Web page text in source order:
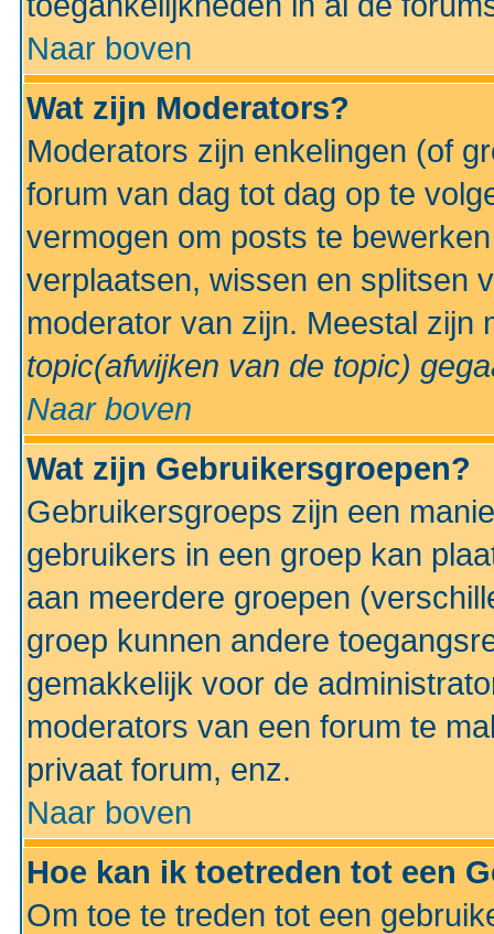
Naar boven
Wat zijn Moderators?
Moderators zijn enkelingen (of
forum van dag tot dag op te
vermogen om posts te
verplaatsen, wissen en splitsen
moderator van zijn. Meestal
topic(afwijken van de topic)
Naar boven
Wat zijn Gebruikersgroepen?
Gebruikersgroeps zijn een
gebruikers in een groep kan
aan meerdere groepen
groep kunnen andere
gemakkelijk voor de
moderators van een forum te
privaat forum, enz.
Naar boven
Hoe kan ik toetreden tot een
Om toe te treden tot een